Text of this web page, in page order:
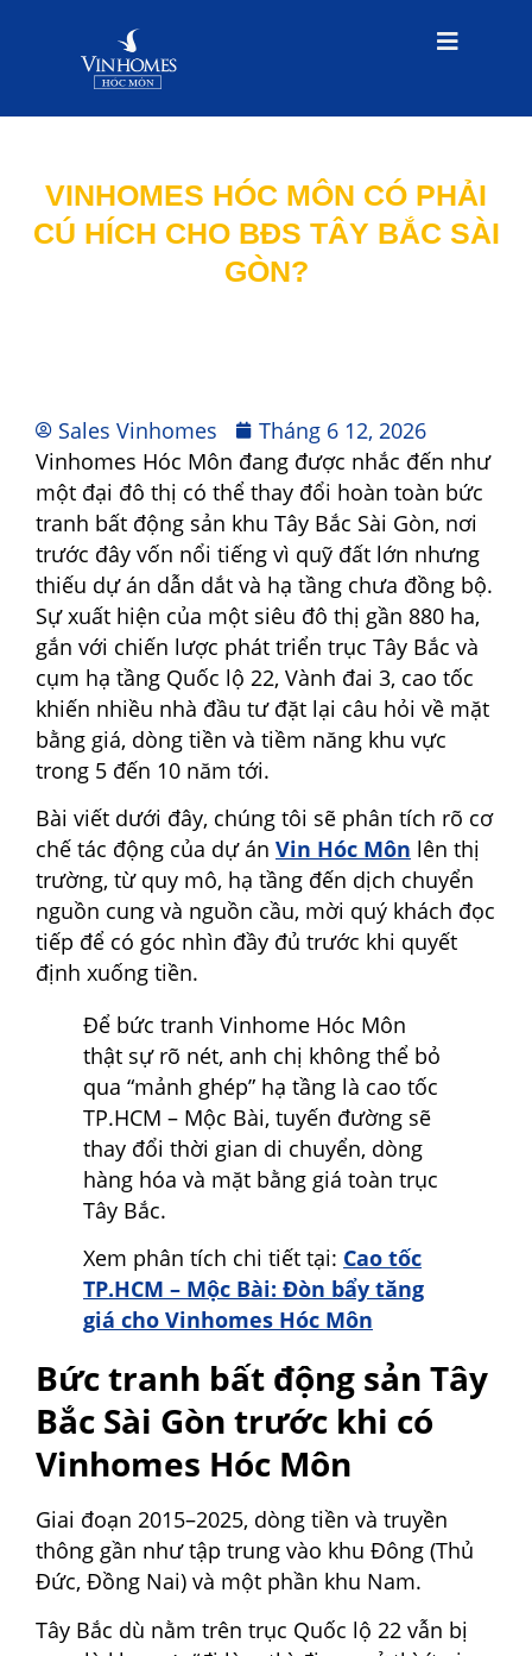
VINHOMES HÓC MÔN CÓ PHẢI
CÚ HÍCH CHO BĐS TÂY BẮC SÀI
GÒN?
Sales Vinhomes
Tháng 6 12, 2026
Vinhomes Hóc Môn đang được nhắc đến như
một đại đô thị có thể thay đổi hoàn toàn bức
tranh bất động sản khu Tây Bắc Sài Gòn, nơi
trước đây vốn nổi tiếng vì quỹ đất lớn nhưng
thiếu dự án dẫn dắt và hạ tầng chưa đồng bộ.
Sự xuất hiện của một siêu đô thị gần 880 ha,
gắn với chiến lược phát triển trục Tây Bắc và
cụm hạ tầng Quốc lộ 22, Vành đai 3, cao tốc
khiến nhiều nhà đầu tư đặt lại câu hỏi về mặt
bằng giá, dòng tiền và tiềm năng khu vực
trong 5 đến 10 năm tới.
Bài viết dưới đây, chúng tôi sẽ phân tích rõ cơ
chế tác động của dự án Vin Hóc Môn lên thị
trường, từ quy mô, hạ tầng đến dịch chuyển
nguồn cung và nguồn cầu, mời quý khách đọc
tiếp để có góc nhìn đầy đủ trước khi quyết
định xuống tiền.
Để bức tranh Vinhome Hóc Môn
thật sự rõ nét, anh chị không thể bỏ
qua “mảnh ghép” hạ tầng là cao tốc
TP.HCM – Mộc Bài, tuyến đường sẽ
thay đổi thời gian di chuyển, dòng
hàng hóa và mặt bằng giá toàn trục
Tây Bắc.
Xem phân tích chi tiết tại: Cao tốc
TP.HCM – Mộc Bài: Đòn bẩy tăng
giá cho Vinhomes Hóc Môn
Bức tranh bất động sản Tây
Bắc Sài Gòn trước khi có
Vinhomes Hóc Môn
Giai đoạn 2015–2025, dòng tiền và truyền
thông gần như tập trung vào khu Đông (Thủ
Đức, Đồng Nai) và một phần khu Nam.
Tây Bắc dù nằm trên trục Quốc lộ 22 vẫn bị